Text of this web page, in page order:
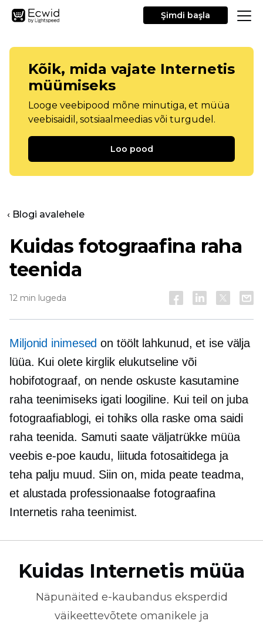
Şimdi başla
Kõik, mida vajate Internetis
müümiseks
Looge veebipood mõne minutiga, et müüa
veebisaidil, sotsiaalmeedias või turgudel.
Loo pood
‹ Blogi avalehele
Kuidas fotograafina raha
teenida
12 min lugeda
Miljonid inimesed on töölt lahkunud, et ise välja
lüüa. Kui olete kirglik elukutseline või
hobifotograaf, on nende oskuste kasutamine
raha teenimiseks igati loogiline. Kui teil on juba
fotograafiablogi, ei tohiks olla raske oma saidi
raha teenida. Samuti saate väljatrükke müüa
veebis e-poe kaudu, liituda fotosaitidega ja
teha palju muud. Siin on, mida peate teadma,
et alustada professionaalse fotograafina
Internetis raha teenimist.
Kuidas Internetis müüa
Näpunäited e-kaubandus eksperdid
väikeettevõtete omanikele ja